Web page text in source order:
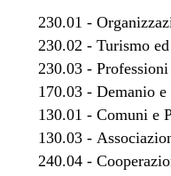
al 28/03/2018
2017 al 04/01/2018
2017 al 10/11/2017
2017 al 08/11/2017
2017 al 09/08/2017
2017 al 17/05/2017
2017 al 14/04/2017
230.01 -
230.02 -Turismo
230.03 -
170.03 -Demanio
130.01 -Comuni e
130.03 -
240.04 -